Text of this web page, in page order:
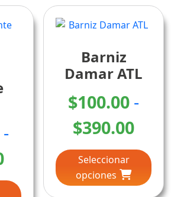
-
Rango
deproducto
Barniz
Damar ATL
$100.00 -
$390.00
de
Seleccionar
opciones